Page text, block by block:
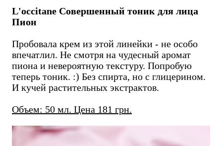
L'occitane Совершенный тоник для лица
Пион
Пробовала крем из этой линейки - не особо
впечатлил. Не смотря на чудесный аромат
пиона и невероятную текстуру. Попробую
теперь тоник. :) Без спирта, но с глицерином.
И кучей растительных экстрактов.
Объем: 50 мл. Цена 181 грн.